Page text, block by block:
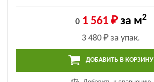
0 1 561 ₽ за м2
3 480 ₽ за упак.
ДОБАВИТЬ В КОРЗИНУ